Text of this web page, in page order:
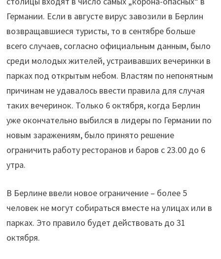
Германии. Если в августе вирус завозили в Берлин
возвращавшиеся туристы, то в сентябре больше
всего случаев, согласно официальным данным, было
среди молодых жителей, устраивавших вечеринки в
парках под открытым небом. Властям по непонятным
причинам не удавалось ввести правила для случая
таких вечеринок. Только 6 октября, когда Берлин
уже окончательно выбился в лидеры по Германии по
новым заражениям, было принято решение
ограничить работу ресторанов и баров с 23.00 до 6
утра.
В Берлине ввели новое ограничение – более 5
человек не могут собираться вместе на улицах или в
парках. Это правило будет действовать до 31
октября.